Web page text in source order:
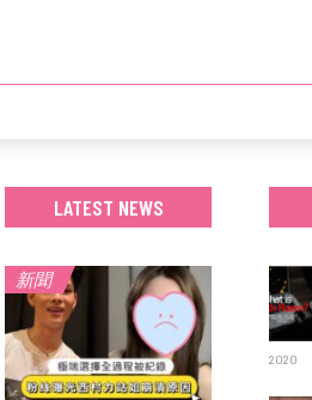
2020
LATEST NEWS
新聞